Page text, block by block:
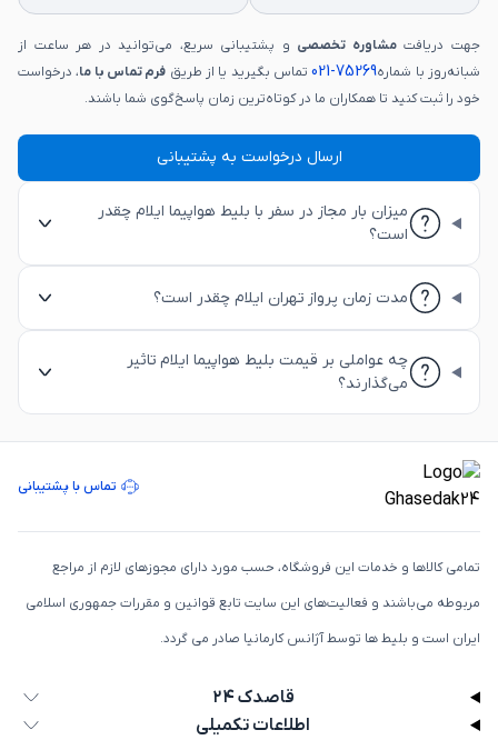
جهت دریافتمشاوره تخصصی و پشتیبانی سریع، می‌توانید در هر ساعت از
شبانه‌روز با شماره75269-021 تماس بگیرید یا از طریق فرم تماس با ما، درخواست
خود را ثبت کنید تا همکاران ما در کوتاه‌ترین زمان پاسخ‌گوی شما باشند.
ارسال درخواست به پشتیبانی
میزان بار مجاز در سفر با بلیط هواپیما ایلام چقدر
است؟
مدت زمان پرواز تهران ایلام چقدر است؟
چه عواملی بر قیمت بلیط هواپیما ایلام تاثیر
می‌گذارند؟
تماس با پشتیبانی
تمامی كالاها و خدمات اين فروشگاه، حسب مورد دارای مجوزهای لازم از مراجع
مربوطه می‌باشند و فعاليت‌های اين سايت تابع قوانين و مقررات جمهوری اسلامی
ايران است و بلیط ها توسط آژانس کارمانیا صادر می گردد.
قاصدک ۲۴
اطلاعات تکمیلی